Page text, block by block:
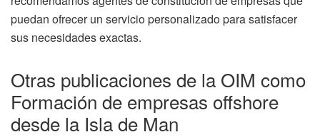
puedan ofrecer un servicio personalizado para satisfacer
sus necesidades exactas.
Otras publicaciones de la OIM como
Formación de empresas offshore
desde la Isla de Man